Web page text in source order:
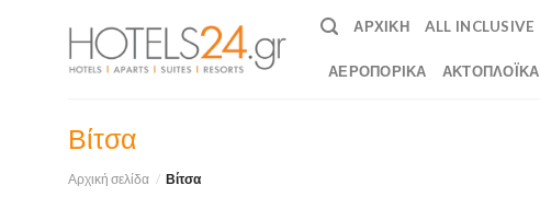
ΑΡΧΙΚΉ ALL INCLUSIVE
ΑΕΡΟΠΟΡΙΚΆ ΑΚΤΟΠΛΟΪΚΆ
Βίτσα
Αρχική σελίδα / Βίτσα